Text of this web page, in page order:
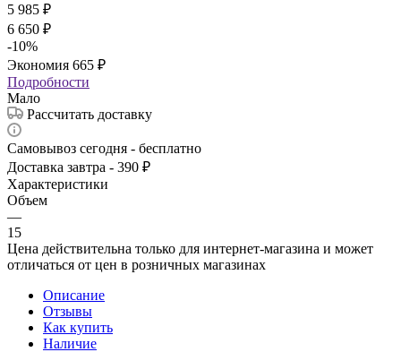
5 985 ₽
6 650 ₽
-10%
Экономия 665 ₽
Подробности
Мало
Рассчитать доставку
Самовывоз сегодня - бесплатно
Доставка завтра - 390 ₽
Характеристики
Объем
—
15
Цена действительна только для интернет-магазина и может
отличаться от цен в розничных магазинах
Описание
Отзывы
Как купить
Наличие